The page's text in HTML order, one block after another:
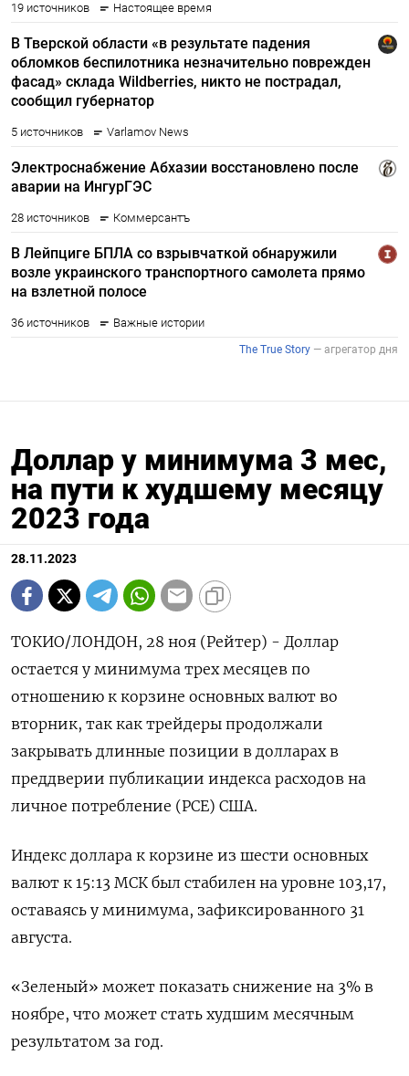
Доллар у минимума 3 мес,
на пути к худшему месяцу
2023 года
28.11.2023
ТОКИО/ЛОНДОН, 28 ноя (Рейтер) - Доллар
остается у минимума трех месяцев по
отношению к корзине основных валют во
вторник, так как трейдеры продолжали
закрывать длинные позиции в долларах в
преддверии публикации индекса расходов на
личное потребление (PCE) США.
Индекс доллара к корзине из шести основных
валют к 15:13 МСК был стабилен на уровне 103,17​,
оставаясь у минимума, зафиксированного 31
августа.
«Зеленый» может показать снижение на 3% в
ноябре, что может стать худшим месячным
результатом за год.